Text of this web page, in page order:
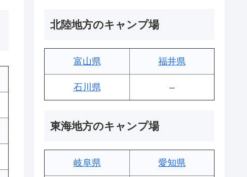
北陸地方のキャンプ場
富山県 福井県
石川県 –
東海地方のキャンプ場
岐阜県 愛知県